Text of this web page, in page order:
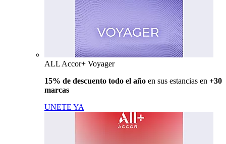
ALL Accor+ Voyager
15% de descuento todo el año en sus estancias en +30
marcas
UNETE YA